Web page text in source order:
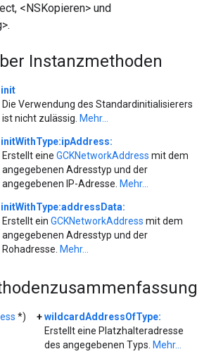
<NSKopieren> und
Instanzmethoden
init
Die Verwendung des Standardinitialisierers
ist nicht zulässig. Mehr...
initWithType:ipAddress:
Erstellt eine GCKNetworkAddress mit dem
angegebenen Adresstyp und der
angegebenen IP-Adresse. Mehr...
initWithType:addressData:
Erstellt ein GCKNetworkAddress mit dem
angegebenen Adresstyp und der
Rohadresse. Mehr...
*) +wildcardAddressOfType:
Erstellt eine Platzhalteradresse
des angegebenen Typs. Mehr...